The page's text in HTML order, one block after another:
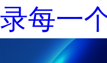
录每一